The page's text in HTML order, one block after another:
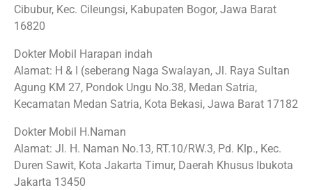
Cibubur, Kec. Cileungsi, Kabupaten Bogor, Jawa Barat
16820
Dokter Mobil Harapan indah
Alamat: H & I (seberang Naga Swalayan, Jl. Raya Sultan
Agung KM 27, Pondok Ungu No.38, Medan Satria,
Kecamatan Medan Satria, Kota Bekasi, Jawa Barat 17182
Dokter Mobil H.Naman
Alamat: Jl. H. Naman No.13, RT.10/RW.3, Pd. Klp., Kec.
Duren Sawit, Kota Jakarta Timur, Daerah Khusus Ibukota
Jakarta 13450